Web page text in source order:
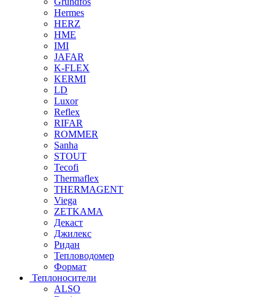
Hermes
HERZ
HME
IMI
JAFAR
K-FLEX
KERMI
LD
Luxor
Reflex
RIFAR
ROMMER
Sanha
STOUT
Tecofi
Thermaflex
THERMAGENT
Viega
ZETKAMA
Декаст
Джилекс
Ридан
Тепловодомер
Формат
Теплоносители
ALSO